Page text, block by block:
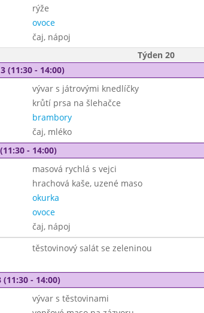
rýže
ovoce
čaj, nápoj
Týden 20
(11:30 - 14:00)
vývar s játrovými knedlíčky
krůtí prsa na šlehačce
brambory
čaj, mléko
- 14:00)
masová rychlá s vejci
hrachová kaše, uzené maso
okurka
ovoce
čaj, nápoj
těstovinový salát se zeleninou
- 14:00)
vývar s těstovinami